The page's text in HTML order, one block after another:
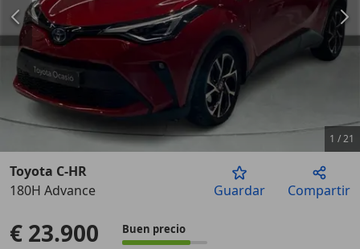
Anterior
1 /21
Toyota C-HR
180H Advance
Guardar Compartir
€ 23.900 Buen precio